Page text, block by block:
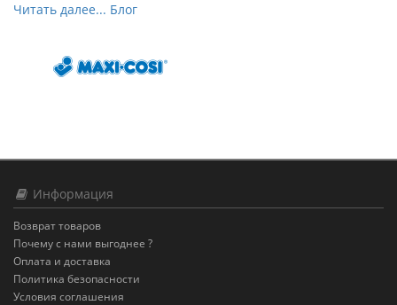
Читать далее... Блог
Информация
Возврат товаров
Почему с нами выгоднее ?
Оплата и доставка
Политика безопасности
Условия соглашения